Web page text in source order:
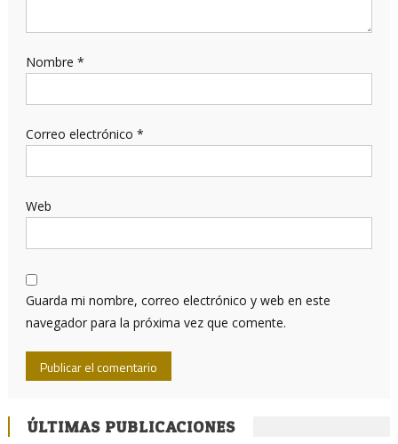
Nombre *
Correo electrónico *
Web
Guarda mi nombre, correo electrónico y web en este
navegador para la próxima vez que comente.
ÚLTIMAS PUBLICACIONES